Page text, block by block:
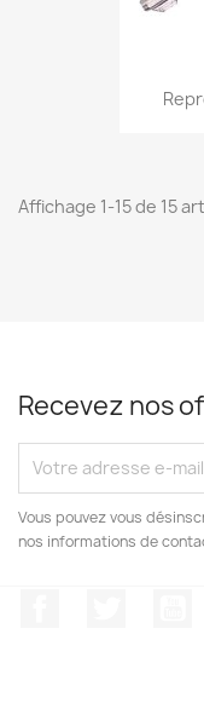
Affichage 1-15 de 15
Recevez nos
Vous pouvez vous
nos informations de